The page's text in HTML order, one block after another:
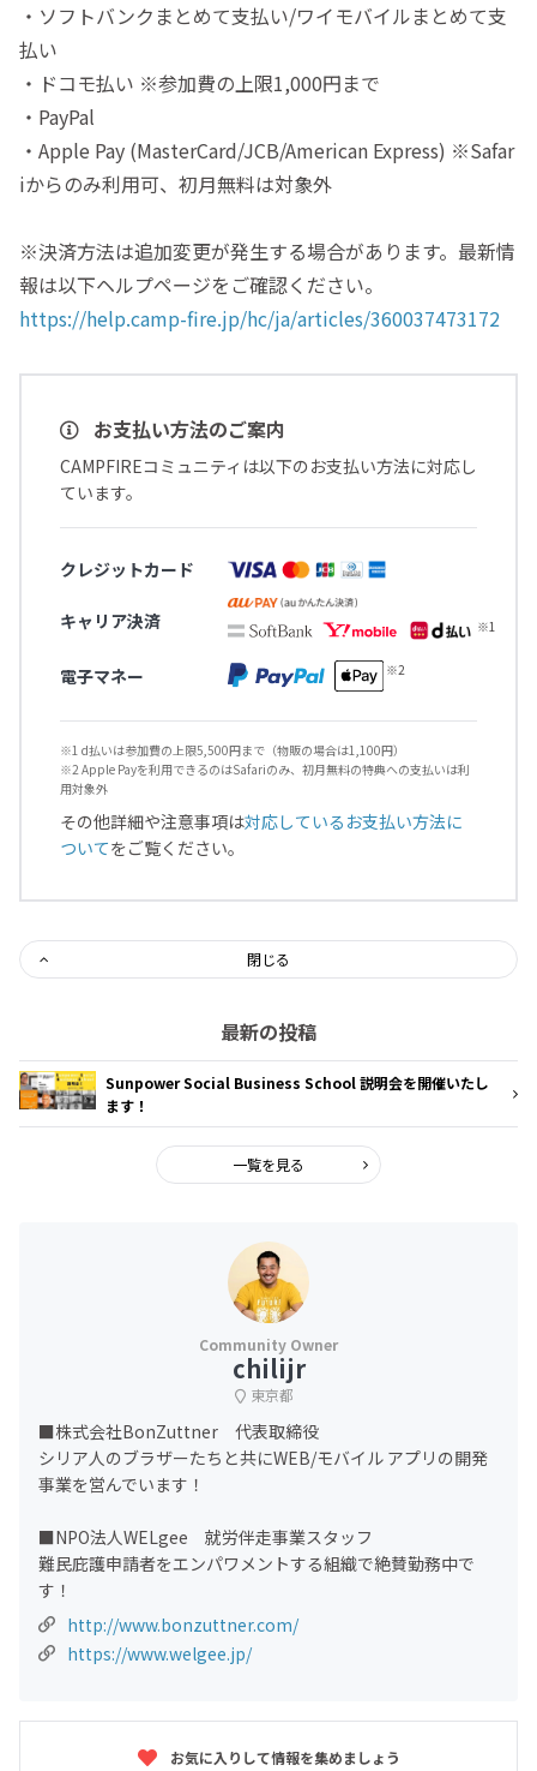
・ソフトバンクまとめて支払い/ワイモバイルまとめて支
払い
・ドコモ払い ※参加費の上限1,000円まで
・PayPal
・Apple Pay (MasterCard/JCB/American Express) ※Safar
iからのみ利用可、初月無料は対象外
※決済方法は追加変更が発生する場合があります。最新情
報は以下ヘルプページをご確認ください。
https://help.camp-fire.jp/hc/ja/articles/360037473172
お支払い方法のご案内
CAMPFIREコミュニティは以下のお支払い方法に対応し
ています。
クレジットカード
キャリア決済
電子マネー
※1 d払いは参加費の上限5,500円まで（物販の場合は1,100円）
※2 Apple Payを利用できるのはSafariのみ、初月無料の特典への支払いは利
用対象外
その他詳細や注意事項は対応しているお支払い方法に
ついてをご覧ください。
閉じる
最新の投稿
Sunpower Social Business School 説明会を開催いたし
ます！
一覧を見る
chilijr
東京都
■株式会社BonZuttner 代表取締役
シリア人のブラザーたちと共にWEB/モバイル アプリの開発
事業を営んでいます！
■NPO法人WELgee 就労伴走事業スタッフ
難民庇護申請者をエンパワメントする組織で絶賛勤務中で
す！
http://www.bonzuttner.com/
https://www.welgee.jp/
お気に入りして情報を集めましょう